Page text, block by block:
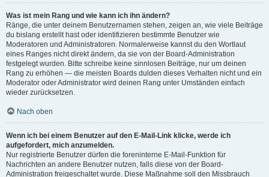
Was ist mein Rang und wie kann ich ihn ändern?
Ränge, die unter deinem Benutzernamen stehen, zeigen an, wie viele Beiträge
du bislang erstellt hast oder identifizieren bestimmte Benutzer wie
Moderatoren und Administratoren. Normalerweise kannst du den Wortlaut
eines Ranges nicht direkt ändern, da sie von der Board-Administration
festgelegt wurden. Bitte schreibe keine sinnlosen Beiträge, nur um deinen
Rang zu erhöhen — die meisten Boards dulden dieses Verhalten nicht und ein
Moderator oder Administrator wird deinen Rang unter Umständen einfach
wieder zurücksetzen.
Nach oben
Wenn ich bei einem Benutzer auf den E-Mail-Link klicke, werde ich
aufgefordert, mich anzumelden.
Nur registrierte Benutzer dürfen die foreninterne E-Mail-Funktion für
Nachrichten an andere Benutzer nutzen, falls diese von der Board-
Administration freigeschaltet wurde. Diese Maßnahme soll den Missbrauch